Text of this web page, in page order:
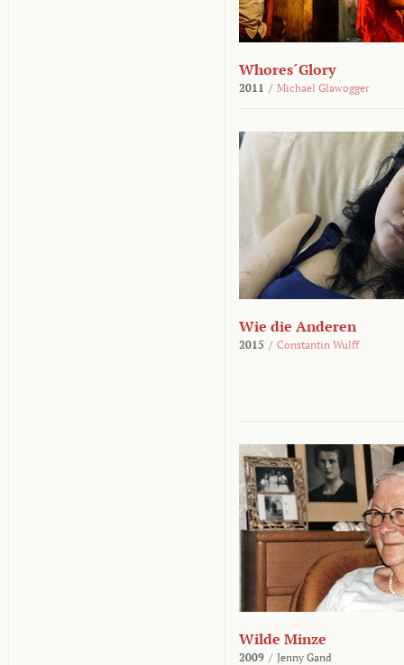
Whores´Glory
2011 / Michael Glawogger
Wie die Anderen
2015 / Constantin Wulff
Wilde Minze
2009 / Jenny Gand